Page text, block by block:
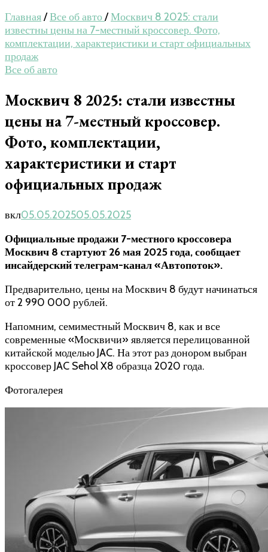
Главная/Все об авто/Москвич 8 2025: стали
известны цены на 7-местный кроссовер. Фото,
комплектации, характеристики и старт официальных
продаж
Все об авто
Москвич 8 2025: стали известны
цены на 7-местный кроссовер.
Фото, комплектации,
характеристики и старт
официальных продаж
вкл05.05.202505.05.2025
Официальные продажи 7-местного кроссовера
Москвич 8 стартуют 26 мая 2025 года, сообщает
инсайдерский телеграм-канал «Автопоток».
Предварительно, цены на Москвич 8 будут начинаться
от 2 990 000 рублей.
Напомним, семиместный Москвич 8, как и все
современные «Москвичи» является перелицованной
китайской моделью JAC. На этот раз донором выбран
кроссовер JAC Sehol X8 образца 2020 года.
Фотогалерея